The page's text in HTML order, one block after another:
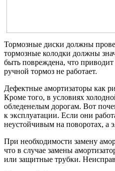
Тормозные диски должны
тормозные колодки должны
быть повреждена, что
ручной тормоз не работает.
Дефектные амортизаторы как
Кроме того, в условиях
обледенелым дорогам. Вот
к эксплуатации. Если они
неустойчивым на поворотах, а
При необходимости замену
что в случае замены
или защитные трубки.